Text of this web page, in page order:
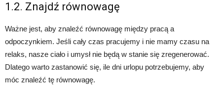
1.2. Znajdź równowagę
Ważne jest, aby znaleźć równowagę między pracą a
odpoczynkiem. Jeśli cały czas pracujemy i nie mamy czasu na
relaks, nasze ciało i umysł nie będą w stanie się zregenerować.
Dlatego warto zastanowić się, ile dni urlopu potrzebujemy, aby
móc znaleźć tę równowagę.